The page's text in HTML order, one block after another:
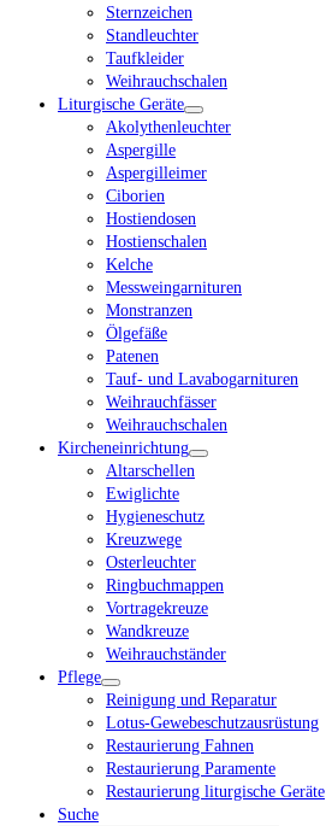
Sternzeichen
Standleuchter
Taufkleider
Weihrauchschalen
Liturgische Geräte
Akolythenleuchter
Aspergille
Aspergilleimer
Ciborien
Hostiendosen
Hostienschalen
Kelche
Messweingarnituren
Monstranzen
Ölgefäße
Patenen
Tauf- und Lavabogarnituren
Weihrauchfässer
Weihrauchschalen
Kircheneinrichtung
Altarschellen
Ewiglichte
Hygieneschutz
Kreuzwege
Osterleuchter
Ringbuchmappen
Vortragekreuze
Wandkreuze
Weihrauchständer
Pflege
Reinigung und Reparatur
Lotus-Gewebeschutzausrüstung
Restaurierung Fahnen
Restaurierung Paramente
Restaurierung liturgische Geräte
Suche